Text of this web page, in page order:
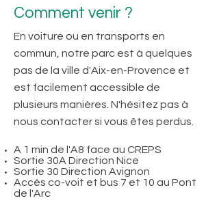
Comment venir ?
En voiture ou en transports en
commun, notre parc est à quelques
pas de la ville d'Aix-en-Provence et
est facilement accessible de
plusieurs manières. N'hésitez pas à
nous contacter si vous êtes perdus.
A 1 min de l'A8 face au CREPS
Sortie 30A Direction Nice
Sortie 30 Direction Avignon
Accès co-voit et bus 7 et 10 au Pont
de l'Arc